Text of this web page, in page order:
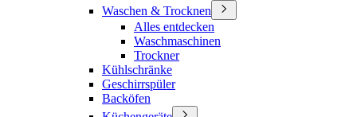
Waschen & Trocknen
Alles entdecken
Waschmaschinen
Trockner
Kühlschränke
Geschirrspüler
Backöfen